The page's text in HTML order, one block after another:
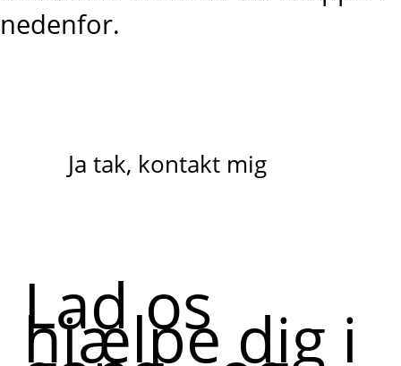
nedenfor.
Ja tak, kontakt mig
Lad os
hjælpe dig i